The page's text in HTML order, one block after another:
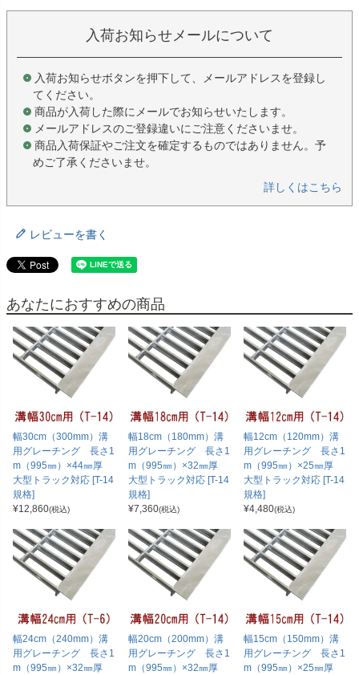
入荷お知らせメールについて
入荷お知らせボタンを押下して、メールアドレスを登録し
てください。
商品が入荷した際にメールでお知らせいたします。
メールアドレスのご登録違いにご注意くださいませ。
商品入荷保証やご注文を確定するものではありません。予
めご了承くださいませ。
詳しくはこちら
レビューを書く
あなたにおすすめの商品
幅30cm（300mm）溝
用グレーチング 長さ1
m（995㎜）×44㎜厚
大型トラック対応 [T-14
規格]
¥12,860(税込)
幅18cm（180mm）溝
用グレーチング 長さ1
m（995㎜）×32㎜厚
大型トラック対応 [T-14
規格]
¥7,360(税込)
幅12cm（120mm）溝
用グレーチング 長さ1
m（995㎜）×25㎜厚
大型トラック対応 [T-14
規格]
¥4,480(税込)
幅24cm（240mm）溝
用グレーチング 長さ1
m（995㎜）×32㎜厚
幅20cm（200mm）溝
用グレーチング 長さ1
m（995㎜）×32㎜厚
幅15cm（150mm）溝
用グレーチング 長さ1
m（995㎜）×25㎜厚